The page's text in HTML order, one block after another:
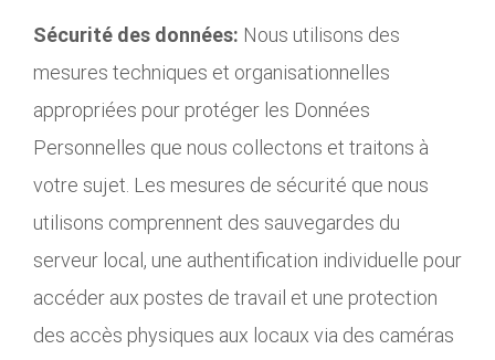
Sécurité des données: Nous utilisons des
mesures techniques et organisationnelles
appropriées pour protéger les Données
Personnelles que nous collectons et traitons à
votre sujet. Les mesures de sécurité que nous
utilisons comprennent des sauvegardes du
serveur local, une authentification individuelle pour
accéder aux postes de travail et une protection
des accès physiques aux locaux via des caméras